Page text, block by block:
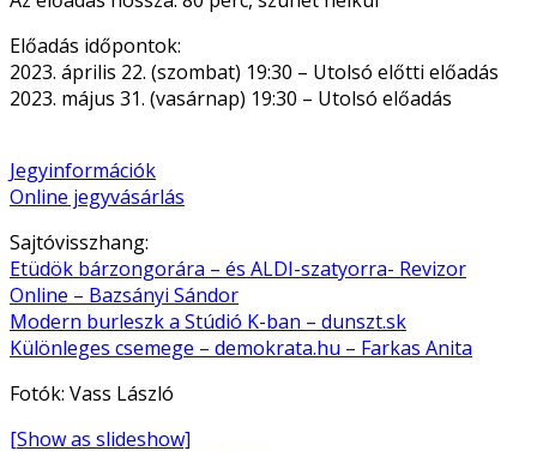
Előadás időpontok:
2023. április 22. (szombat) 19:30 – Utolsó előtti előadás
2023. május 31. (vasárnap) 19:30 – Utolsó előadás
Jegyinformációk
Online jegyvásárlás
Sajtóvisszhang:
Etüdök bárzongorára – és ALDI-szatyorra- Revizor
Online – Bazsányi Sándor
Modern burleszk a Stúdió K-ban – dunszt.sk
Különleges csemege – demokrata.hu – Farkas Anita
Fotók: Vass László
[Show as slideshow]